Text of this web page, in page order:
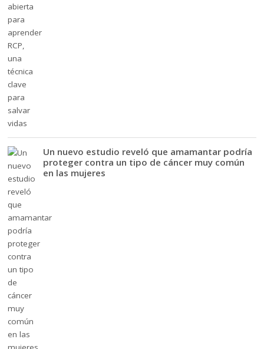
Un nuevo estudio reveló que amamantar podría
proteger contra un tipo de cáncer muy común
en las mujeres